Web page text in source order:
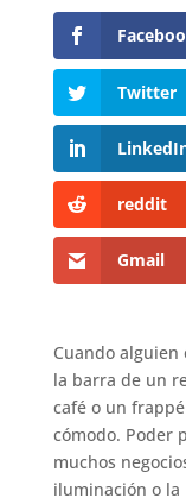
Twitter
reddit
Gmail
Cuando alguien
la barra de un
café o un
cómodo. Poder
muchos
iluminación o la